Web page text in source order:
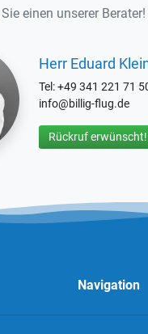
einen unserer Berater!
Herr Eduard
Tel: +49 341 221 71
info@billig-flug.de
Rückruf erwünscht!
Navigation